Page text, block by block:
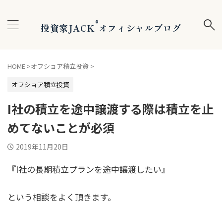
投資家JACK®オフィシャルブログ
HOME >オフショア積立投資 >
オフショア積立投資
I社の積立を途中譲渡する際は積立を止
めてないことが必須
2019年11月20日
『I社の長期積立プランを途中譲渡したい』
という相談をよく頂きます。